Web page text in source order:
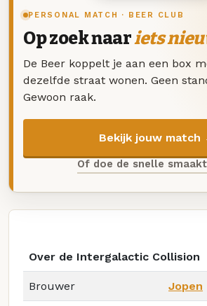
PERSONAL MATCH · BEER CLUB
Op zoek naariets
De Beer koppelt je aan een box
dezelfde straat wonen. Geen
Gewoon raak.
Bekijk jouw match
Of doe de snelle
Over de Intergalactic Collision
Brouwer Jopen